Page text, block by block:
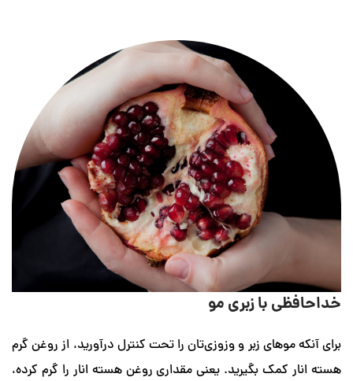
با زبری مو
زبر و وزوزی‌تان را تحت کنترل درآورید، از روغن گرم
بگیرید. یعنی مقداری روغن هسته انار را گرم کرده،